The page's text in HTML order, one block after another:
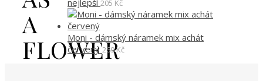
A
FLOWER
nejlepší 205 Kč
Moni - dámský náramek mix achát
červený 269Kč